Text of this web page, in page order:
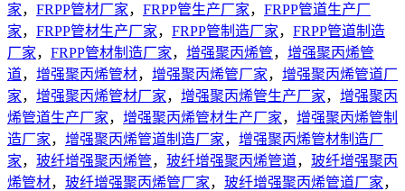
家， FRPP管材厂家， FRPP管生产厂家， FRPP管道生产厂
家， FRPP管材生产厂家， FRPP管制造厂家， FRPP管道制造
厂家， FRPP管材制造厂家， 增强聚丙烯管， 增强聚丙烯管
道， 增强聚丙烯管材， 增强聚丙烯管厂家， 增强聚丙烯管道厂
家， 增强聚丙烯管材厂家， 增强聚丙烯管生产厂家， 增强聚丙
烯管道生产厂家， 增强聚丙烯管材生产厂家， 增强聚丙烯管制
造厂家， 增强聚丙烯管道制造厂家， 增强聚丙烯管材制造厂
家， 玻纤增强聚丙烯管， 玻纤增强聚丙烯管道， 玻纤增强聚丙
烯管材， 玻纤增强聚丙烯管厂家， 玻纤增强聚丙烯管道厂家，